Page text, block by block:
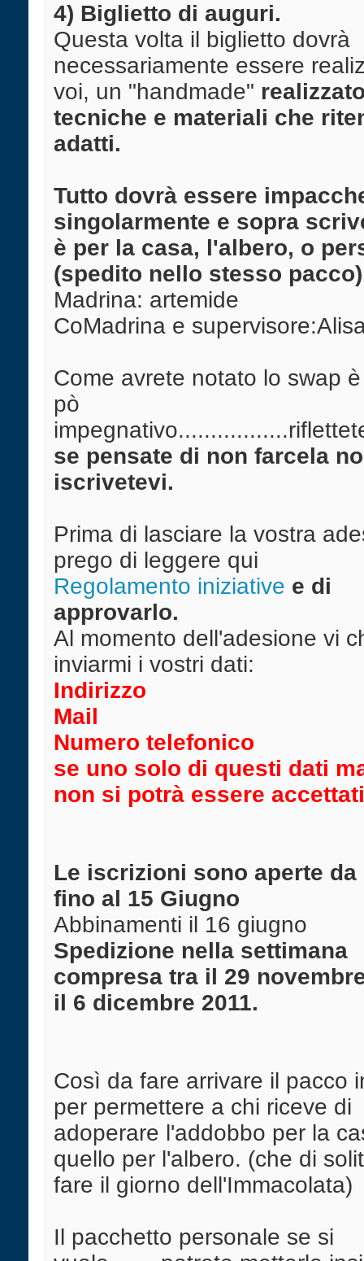
4) Biglietto di auguri.
Questa volta il biglietto dovrà
necessariamente essere
voi, un "handmade"
tecniche e materiali che
adatti.
Tutto dovrà essere
singolarmente e sopra
è per la casa, l'albero, o
(spedito nello stesso
Madrina: artemide
CoMadrina e
Come avrete notato lo swap
pò
se pensate di non farcela
iscrivetevi.
Prima di lasciare la vostra
prego di leggere qui
Regolamento iniziative e di
approvarlo.
Al momento dell'adesione vi
inviarmi i vostri dati:
Indirizzo
Mail
Numero telefonico
se uno solo di questi dati
non si potrà essere
Le iscrizioni sono aperte da
fino al 15 Giugno
Abbinamenti il 16 giugno
Spedizione nella settimana
compresa tra il 29
il 6 dicembre 2011.
Così da fare arrivare il pacco
per permettere a chi riceve di
adoperare l'addobbo per la
quello per l'albero. (che di
fare il giorno dell'Immacolata)
Il pacchetto personale se si